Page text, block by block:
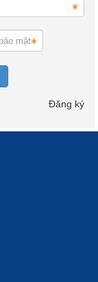
Đăng ký